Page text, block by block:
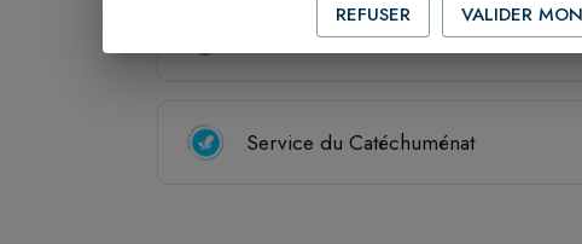
Service des pèlerinages du diocèse
Service du Catéchuménat
REFUSER VALIDER